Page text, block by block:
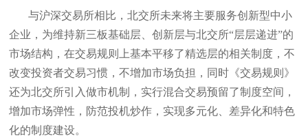
与沪深交易所相比，北交所未来将主要服务创新型中小
企业，为维持新三板基础层、创新层与北交所“层层递进”的
市场结构，在交易规则上基本平移了精选层的相关制度，不
改变投资者交易习惯，不增加市场负担，同时《交易规则》
还为北交所引入做市机制，实行混合交易预留了制度空间，
增加市场弹性，防范投机炒作，实现多元化、差异化和特色
化的制度建设。